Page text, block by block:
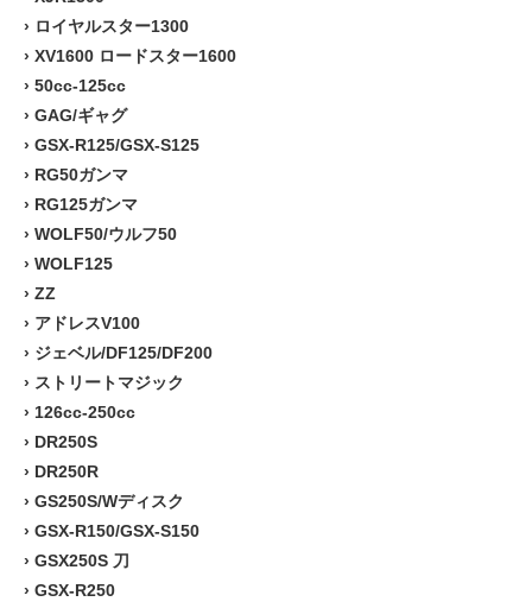
› ロイヤルスター1300
› XV1600 ロードスター1600
› 50cc-125cc
› GAG/ギャグ
› GSX-R125/GSX-S125
› RG50ガンマ
› RG125ガンマ
› WOLF50/ウルフ50
› WOLF125
› ZZ
› アドレスV100
› ジェベル/DF125/DF200
› ストリートマジック
› 126cc-250cc
› DR250S
› DR250R
› GS250S/Wディスク
› GSX-R150/GSX-S150
› GSX250S 刀
› GSX-R250